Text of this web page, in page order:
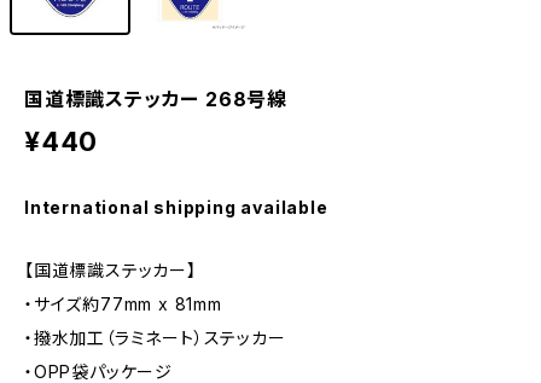
国道標識ステッカー 268号線
¥440
International shipping available
【国道標識ステッカー】
・サイズ約77mm x 81mm
・撥水加工（ラミネート）ステッカー
・OPP袋パッケージ